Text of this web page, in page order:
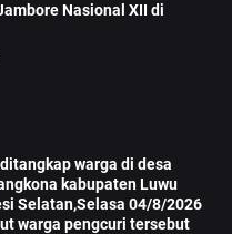
Nasional XII di
warga di desa
kabupaten Luwu
Selatan,Selasa 04/8/2026
warga pengcuri tersebut